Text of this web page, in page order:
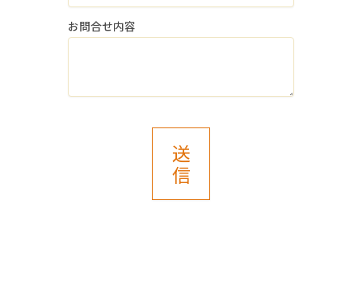
ただし、ご本人様が個人情報の提供を拒
否された場合は、上記１．個人情報の取
また、これによりご本人様が被った損害
（逸失利益を含む）、不利益等につい
て、当社は何らの賠償責任等を負いませ
お問合せ内容
送
信